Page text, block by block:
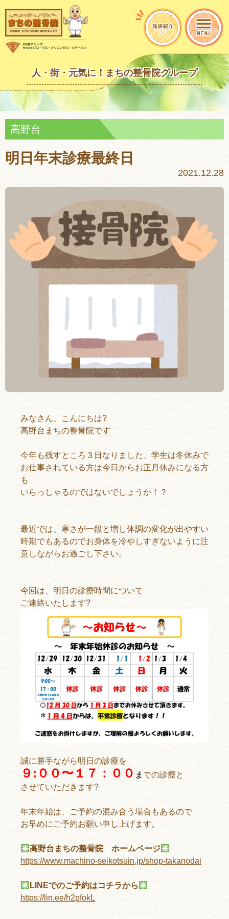
人・街・元気に！まちの整骨院グループ
高野台
明日年末診療最終日
2021.12.28
みなさん、こんにちは?
高野台まちの整骨院です
今年も残すところ３日なりました、学生は冬休みで
お仕事されている方は今日からお正月休みになる方
も
いらっしゃるのではないでしょうか！？
最近では、寒さが一段と増し体調の変化が出やすい
時期でもあるのでお身体を冷やしすぎないように注
意しながらお過ごし下さい。
今回は、明日の診療時間について
ご連絡いたします?
誠に勝手ながら明日の診療を
９:００〜１７：００ ま での診療と
させていただきます?
年末年始は、ご予約の混み合う場合もあるので
お早めにご予約お願い申し上げます。
高野台まちの整骨院 ホームページ
https://www.machino-seikotsuin.jp/shop-takanodai
LINEでのご予約はコチラから
https://lin.ee/h2pfokL